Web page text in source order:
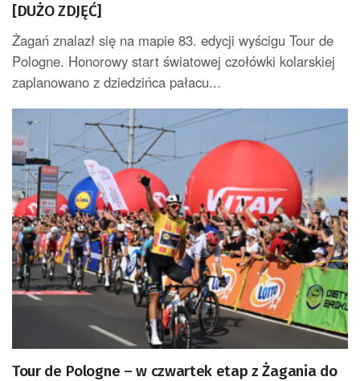
[DUŻO ZDJĘĆ]
Żagań znalazł się na mapie 83. edycji wyścigu Tour de
Pologne. Honorowy start światowej czołówki kolarskiej
zaplanowano z dziedzińca pałacu...
Tour de Pologne – w czwartek etap z Żagania do